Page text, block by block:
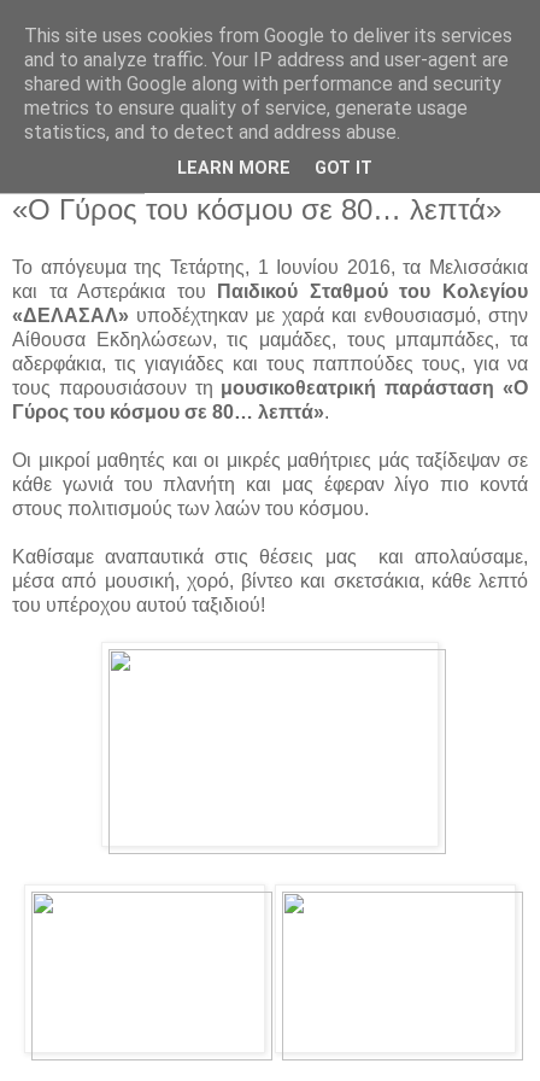
Παιδικός Σταθμός-
Νηπιαγωγείο "ΔΕΛΑΣΑΛ"
«Ο Γύρος του κόσμου σε 80… λεπτά»
Το απόγευμα της Τετάρτης, 1 Ιουνίου 2016, τα Μελισσάκια
και τα Αστεράκια του
Παιδικού Σταθμού του Κολεγίου
«ΔΕΛΑΣΑΛ» υποδέχτηκαν με χαρά και ενθουσιασμό, στην
Αίθουσα Εκδηλώσεων, τις μαμάδες, τους μπαμπάδες, τα
αδερφάκια, τις γιαγιάδες και τους παππούδες τους, για να
τους παρουσιάσουν τη μουσικοθεατρική παράσταση «Ο
Γύρος του κόσμου σε 80… λεπτά».
Οι μικροί μαθητές και οι μικρές μαθήτριες μάς ταξίδεψαν σε
κάθε γωνιά του πλανήτη και μας έφεραν λίγο πιο κοντά
στους πολιτισμούς των λαών του κόσμου.
Καθίσαμε αναπαυτικά στις θέσεις μας και απολαύσαμε,
μέσα από μουσική, χορό, βίντεο και σκετσάκια, κάθε λεπτό
του υπέροχου αυτού ταξιδιού!
This site uses cookies from Google to deliver its services
and to analyze traffic. Your IP address and user-agent are
shared with Google along with performance and security
metrics to ensure quality of service, generate usage
statistics, and to detect and address abuse.
LEARN MORE GOT IT